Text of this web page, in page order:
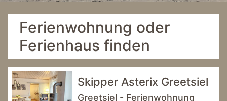
Ferienwohnung oder
Ferienhaus finden
Skipper Asterix Greetsiel
Greetsiel - Ferienwohnung